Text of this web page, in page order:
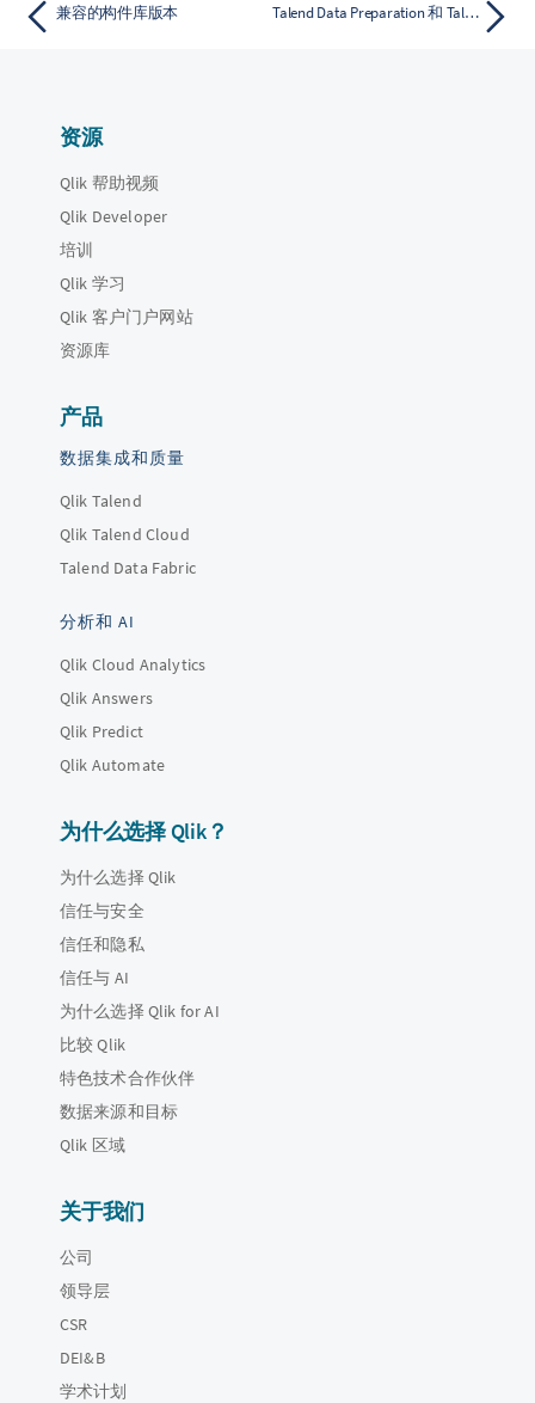
兼容的构件库版本 Talend Data Preparation 和 Talend Administration Center 兼容性
资源
Qlik 帮助视频
Qlik Developer
培训
Qlik 学习
Qlik 客户门户网站
资源库
产品
数据集成和质量
Qlik Talend
Qlik Talend Cloud
Talend Data Fabric
分析和 AI
Qlik Cloud Analytics
Qlik Answers
Qlik Predict
Qlik Automate
为什么选择 Qlik？
为什么选择 Qlik
信任与安全
信任和隐私
信任与 AI
为什么选择 Qlik for AI
比较 Qlik
特色技术合作伙伴
数据来源和目标
Qlik 区域
关于我们
公司
领导层
CSR
DEI&B
学术计划